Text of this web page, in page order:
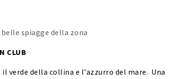
spiagge della zona
CLUB
il verde della collina e l'azzurro del mare. Una